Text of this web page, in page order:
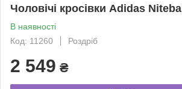
Чоловічі кросівки Adidas
В наявності
Код: 11260
Роздріб
2 549 ₴